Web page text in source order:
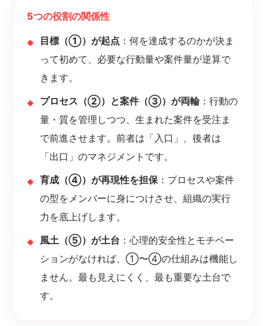
5つの役割の関係性
目標（①）が起点 ：何を達成するのかが決ま
って初めて、必要な行動量や案件量が逆算で
きます。
プロセス（②）と案件（③）が両輪 ：行動の
量・質を管理しつつ、生まれた案件を受注ま
で前進させます。前者は「入口」、後者は
「出口」のマネジメントです。
育成（④）が再現性を担保：プロセスや案件
の型をメンバーに身につけさせ、組織の実行
力を底上げします。
風土（⑤）が土台 ：心理的安全性とモチベー
ションがなければ、①〜④の仕組みは機能し
ません。最も見えにくく、最も重要な土台で
す。